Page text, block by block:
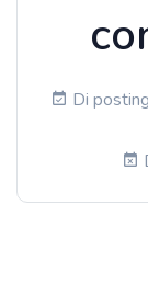
Di